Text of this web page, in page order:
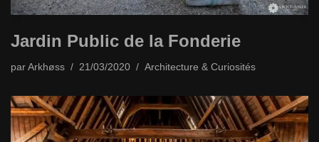
Jardin Public de la Fonderie
par Arkhøss 21/03/2020 Architecture & Curiosités